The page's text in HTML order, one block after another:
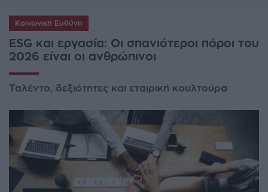
Κοινωνική Ευθύνη
ESG και εργασία: Οι σπανιότεροι πόροι του
2026 είναι οι ανθρώπινοι
Ταλέντο, δεξιότητες και εταιρική κουλτούρα